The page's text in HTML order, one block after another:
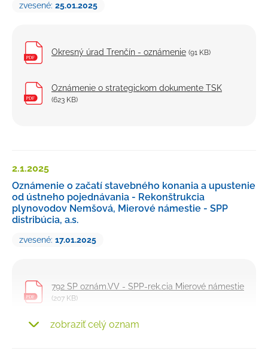
zvesené: 25.01.2025
Okresný úrad Trenčín - oznámenie (91 KB)
Oznámenie o strategickom dokumente TSK
(623 KB)
2.1.2025
Oznámenie o začatí stavebného konania a upustenie
od ústneho pojednávania - Rekonštrukcia
plynovodov Nemšová, Mierové námestie - SPP
distribúcia, a.s.
zvesené: 17.01.2025
792 SP oznám.VV - SPP-rek.cia Mierové námestie
(207 KB)
01 Prehľadná situácia
zobraziť celý oznam